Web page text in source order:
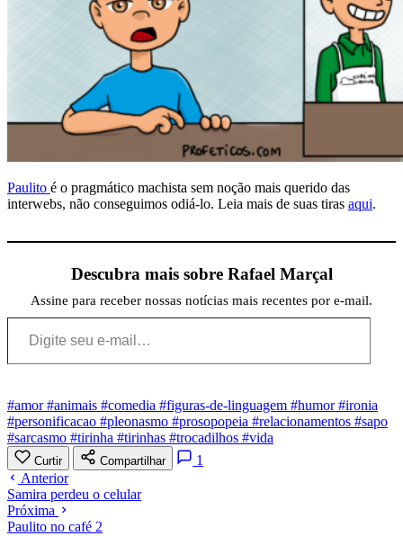
Paulito é o pragmático machista sem noção mais querido das
interwebs, não conseguimos odiá-lo. Leia mais de suas tiras aqui.
Descubra mais sobre Rafael Marçal
Assine para receber nossas notícias mais recentes por e-mail.
Digite seu e-mail…
#amor#animais #comedia #figuras-de-linguagem #humor#ironia
#personificacao #pleonasmo #prosopopeia #relacionamentos #sapo
#sarcasmo #tirinha #tirinhas #trocadilhos #vida
Curtir Compartilhar
1
Anterior
Samira perdeu o celular
Próxima
Paulito no café 2